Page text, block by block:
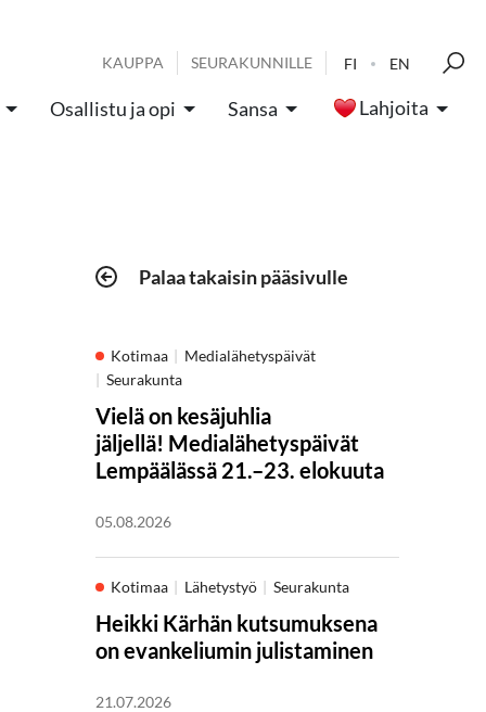
KAUPPA SEURAKUNNILLE FI EN
Osallistu ja opi Sansa Lahjoita
Palaa takaisin pääsivulle
Kotimaa
Medialähetyspäivät
Seurakunta
Vielä on kesäjuhlia
jäljellä! Medialähetyspäivät
Lempäälässä 21.–23. elokuuta
05.08.2026
Kotimaa Lähetystyö Seurakunta
Heikki Kärhän kutsumuksena
on evankeliumin julistaminen
21.07.2026